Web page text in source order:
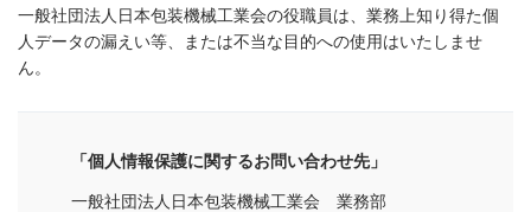
一般社団法人日本包装機械工業会の役職員は、業務上知り得た個
人データの漏えい等、または不当な目的への使用はいたしませ
ん。
「個人情報保護に関するお問い合わせ先」
一般社団法人日本包装機械工業会 業務部